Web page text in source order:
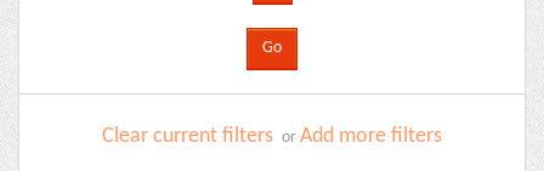
Clear current filters or Add more filters